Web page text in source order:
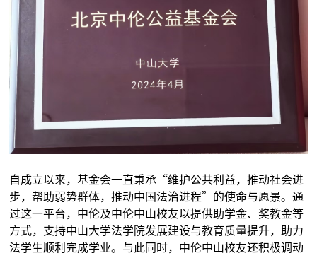
自成立以来，基金会一直秉承“维护公共利益，推动社会进
步，帮助弱势群体，推动中国法治进程”的使命与愿景。通
过这一平台，中伦及中伦中山校友以提供助学金、奖教金等
方式，支持中山大学法学院发展建设与教育质量提升，助力
法学生顺利完成学业。与此同时，中伦中山校友还积极调动